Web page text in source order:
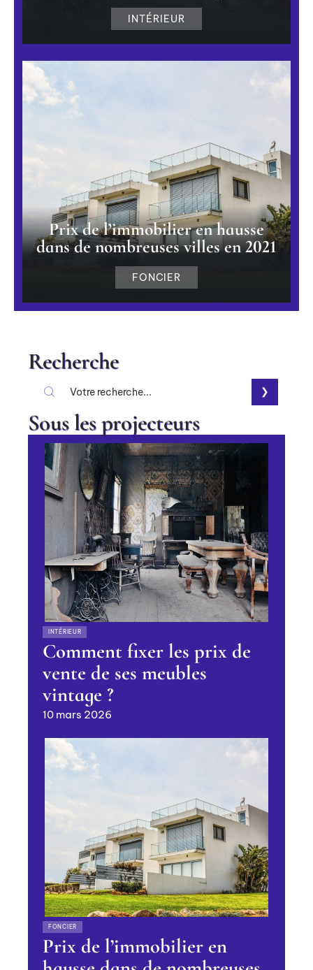
INTÉRIEUR
Prix de l’immobilier en hausse
dans de nombreuses villes en 2021
FONCIER
Recherche
Sous les projecteurs
INTÉRIEUR
Comment fixer les prix de
vente de ses meubles
vintage ?
10 mars 2026
FONCIER
Prix de l’immobilier en